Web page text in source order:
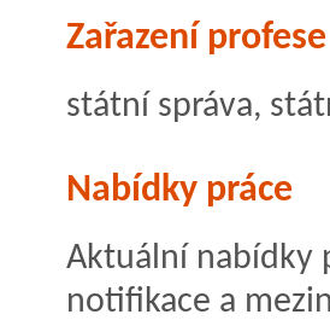
Zařazení profese
státní správa,
Nabídky práce
Aktuální nabídky
notifikace a